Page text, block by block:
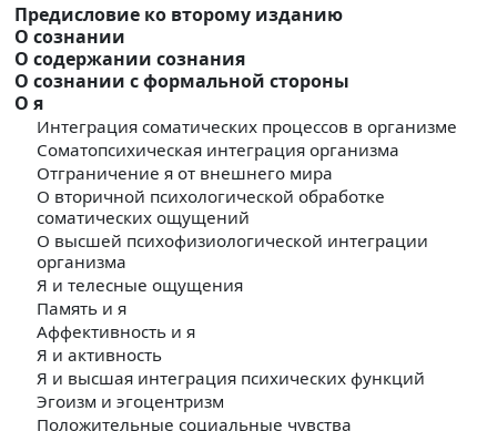
Предисловие ко второму изданию
О сознании
О содержании сознания
О сознании с формальной стороны
О я
Интеграция соматических процессов в организме
Соматопсихическая интеграция организма
Отграничение я от внешнего мира
О вторичной психологической обработке
соматических ощущений
О высшей психофизиологической интеграции
организма
Я и телесные ощущения
Память и я
Аффективность и я
Я и активность
Я и высшая интеграция психических функций
Эгоизм и эгоцентризм
Положительные социальные чувства